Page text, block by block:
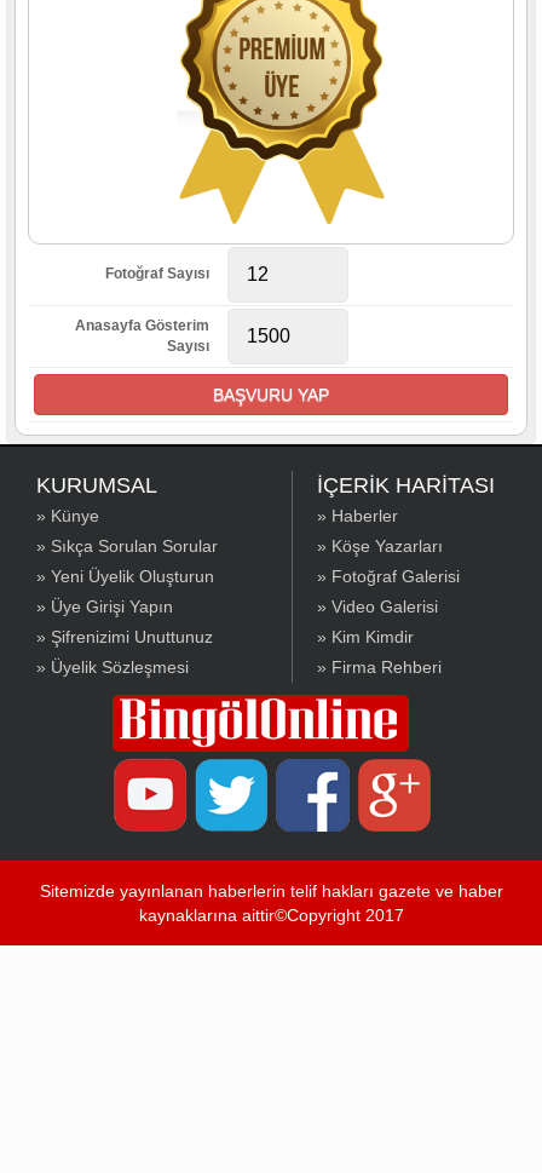
Fotoğraf Sayısı 12
Anasayfa Gösterim
Sayısı
1500
BAŞVURU YAP
KURUMSAL
» Künye
» Sıkça Sorulan Sorular
» Yeni Üyelik Oluşturun
» Üye Girişi Yapın
» Şifrenizimi Unuttunuz
» Üyelik Sözleşmesi
İÇERİK HARİTASI
» Haberler
» Köşe Yazarları
» Fotoğraf Galerisi
» Video Galerisi
» Kim Kimdir
» Firma Rehberi
Sitemizde yayınlanan haberlerin telif hakları gazete ve haber
kaynaklarına aittir©Copyright 2017